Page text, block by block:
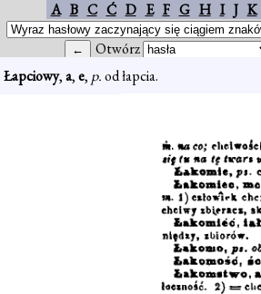
A B C Ć D E F G H I J K
Otwórz
Łapciowy,a,e, p.od łapcia.